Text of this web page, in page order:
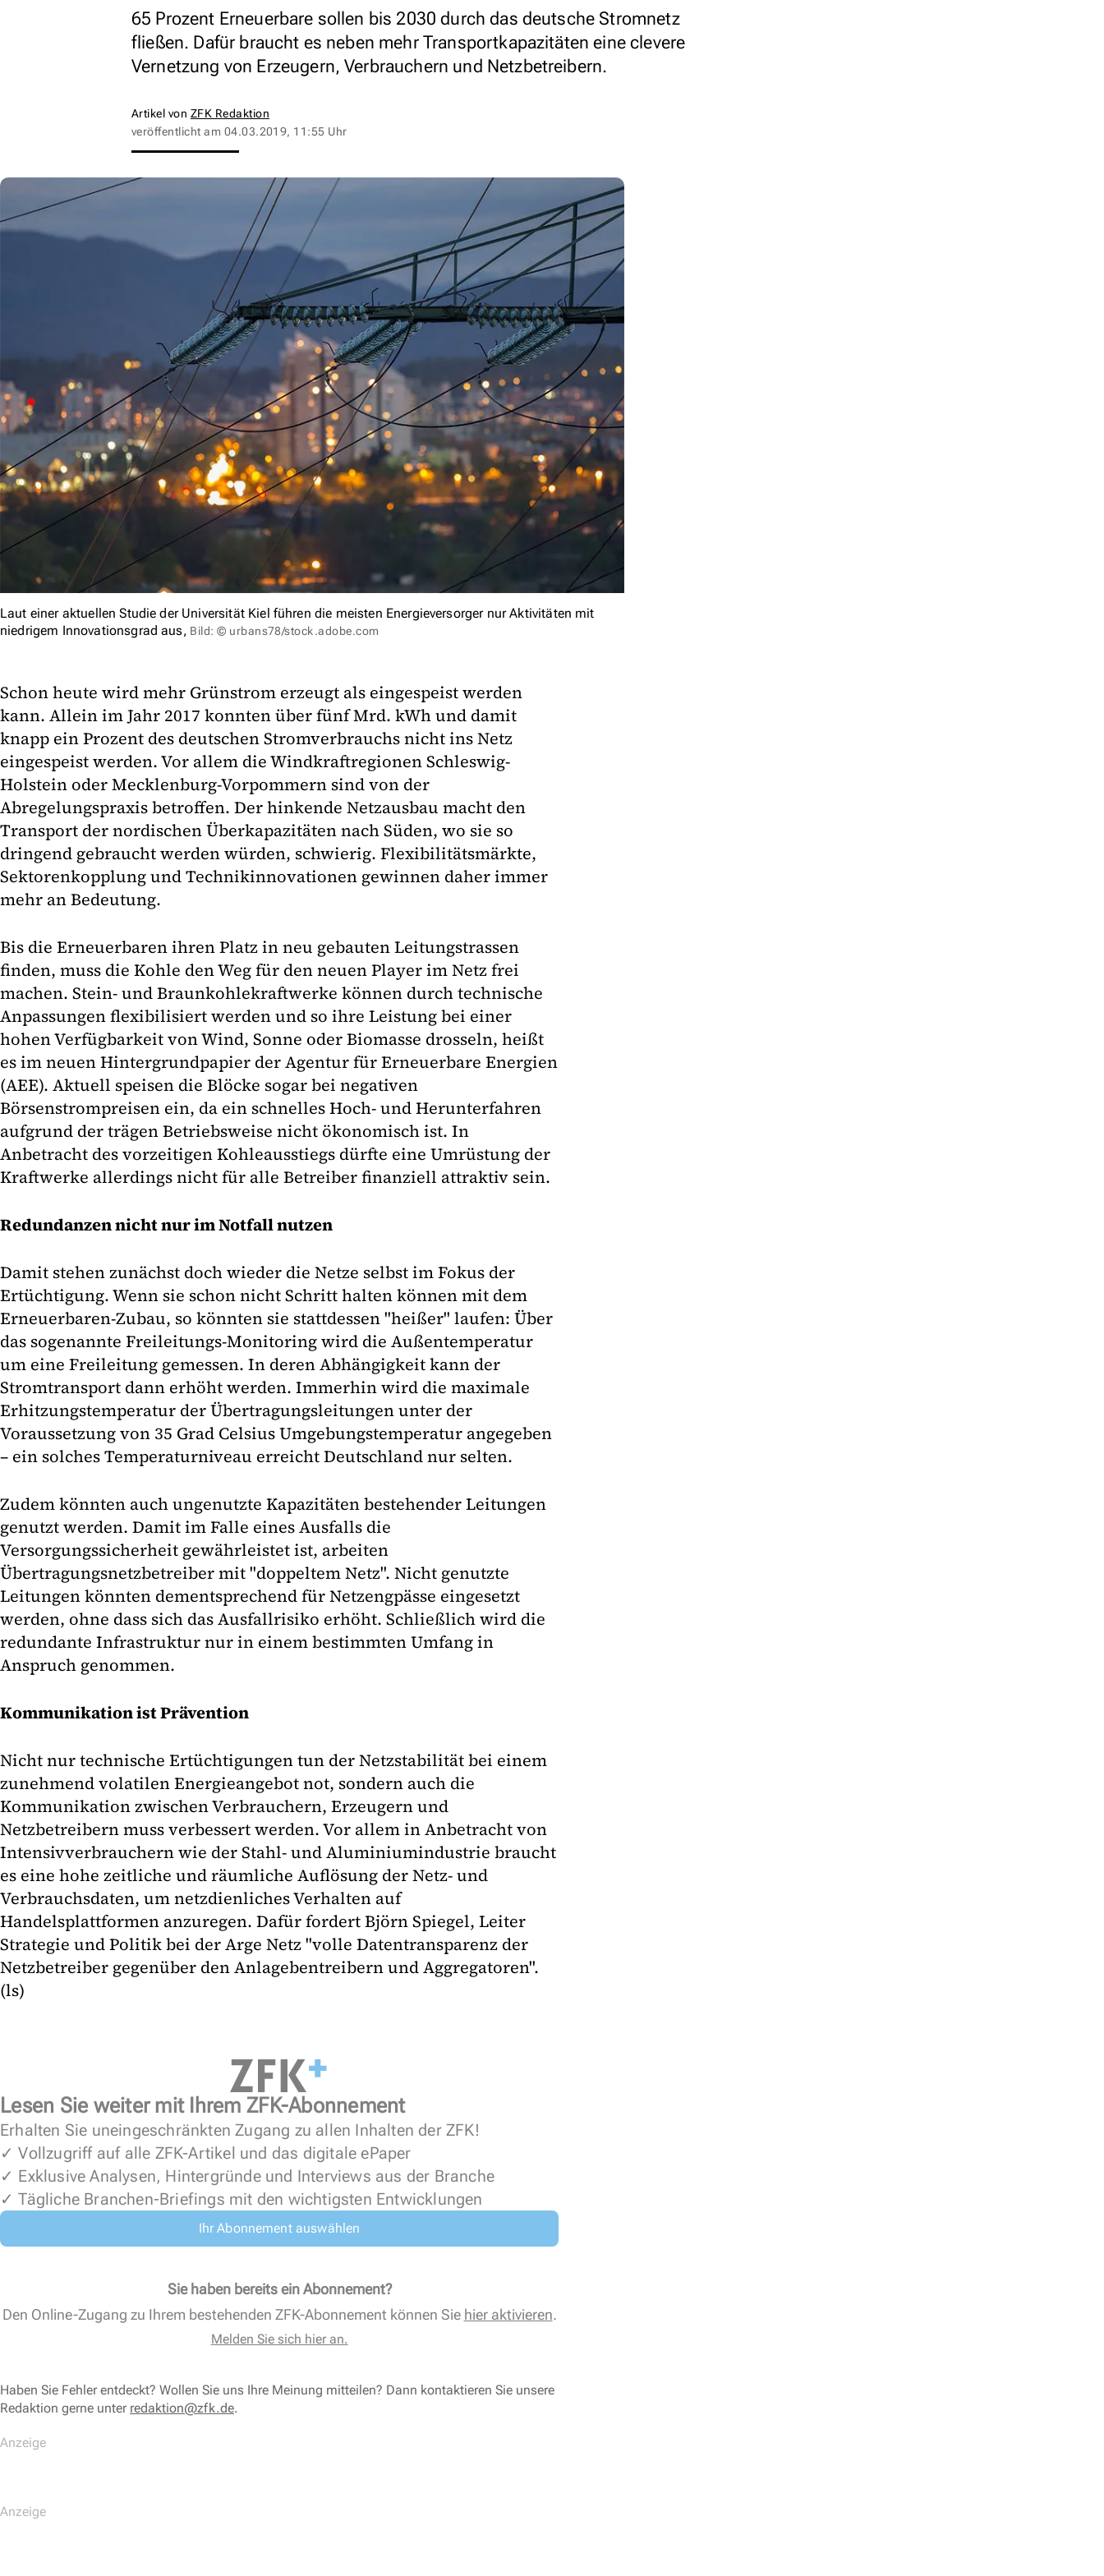
65 Prozent Erneuerbare sollen bis 2030 durch das deutsche Stromnetz
fließen. Dafür braucht es neben mehr Transportkapazitäten eine clevere
Vernetzung von Erzeugern, Verbrauchern und Netzbetreibern.
Artikel von ZFK Redaktion
veröffentlicht am 04.03.2019, 11:55 Uhr
Laut einer aktuellen Studie der Universität Kiel führen die meisten Energieversorger nur Aktivitäten mit
niedrigem Innovationsgrad aus, Bild: © urbans78/stock.adobe.com
Schon heute wird mehr Grünstrom erzeugt als eingespeist werden
kann. Allein im Jahr 2017 konnten über fünf Mrd. kWh und damit
knapp ein Prozent des deutschen Stromverbrauchs nicht ins Netz
eingespeist werden. Vor allem die Windkraftregionen Schleswig-
Holstein oder Mecklenburg-Vorpommern sind von der
Abregelungspraxis betroffen. Der hinkende Netzausbau macht den
Transport der nordischen Überkapazitäten nach Süden, wo sie so
dringend gebraucht werden würden, schwierig. Flexibilitätsmärkte,
Sektorenkopplung und Technikinnovationen gewinnen daher immer
mehr an Bedeutung.
Bis die Erneuerbaren ihren Platz in neu gebauten Leitungstrassen
finden, muss die Kohle den Weg für den neuen Player im Netz frei
machen. Stein- und Braunkohlekraftwerke können durch technische
Anpassungen flexibilisiert werden und so ihre Leistung bei einer
hohen Verfügbarkeit von Wind, Sonne oder Biomasse drosseln, heißt
es im neuen Hintergrundpapier der Agentur für Erneuerbare Energien
(AEE). Aktuell speisen die Blöcke sogar bei negativen
Börsenstrompreisen ein, da ein schnelles Hoch- und Herunterfahren
aufgrund der trägen Betriebsweise nicht ökonomisch ist. In
Anbetracht des vorzeitigen Kohleausstiegs dürfte eine Umrüstung der
Kraftwerke allerdings nicht für alle Betreiber finanziell attraktiv sein.
Redundanzen nicht nur im Notfall nutzen
Damit stehen zunächst doch wieder die Netze selbst im Fokus der
Ertüchtigung. Wenn sie schon nicht Schritt halten können mit dem
Erneuerbaren-Zubau, so könnten sie stattdessen "heißer" laufen: Über
das sogenannte Freileitungs-Monitoring wird die Außentemperatur
um eine Freileitung gemessen. In deren Abhängigkeit kann der
Stromtransport dann erhöht werden. Immerhin wird die maximale
Erhitzungstemperatur der Übertragungsleitungen unter der
Voraussetzung von 35 Grad Celsius Umgebungstemperatur angegeben
– ein solches Temperaturniveau erreicht Deutschland nur selten.
Zudem könnten auch ungenutzte Kapazitäten bestehender Leitungen
genutzt werden. Damit im Falle eines Ausfalls die
Versorgungssicherheit gewährleistet ist, arbeiten
Übertragungsnetzbetreiber mit "doppeltem Netz". Nicht genutzte
Leitungen könnten dementsprechend für Netzengpässe eingesetzt
werden, ohne dass sich das Ausfallrisiko erhöht. Schließlich wird die
redundante Infrastruktur nur in einem bestimmten Umfang in
Anspruch genommen.
Kommunikation ist Prävention
Nicht nur technische Ertüchtigungen tun der Netzstabilität bei einem
zunehmend volatilen Energieangebot not, sondern auch die
Kommunikation zwischen Verbrauchern, Erzeugern und
Netzbetreibern muss verbessert werden. Vor allem in Anbetracht von
Intensivverbrauchern wie der Stahl- und Aluminiumindustrie braucht
es eine hohe zeitliche und räumliche Auflösung der Netz- und
Verbrauchsdaten, um netzdienliches Verhalten auf
Handelsplattformen anzuregen. Dafür fordert Björn Spiegel, Leiter
Strategie und Politik bei der Arge Netz "volle Datentransparenz der
Netzbetreiber gegenüber den Anlagebentreibern und Aggregatoren".
(ls)
Lesen Sie weiter mit Ihrem ZFK-Abonnement
Erhalten Sie uneingeschränkten Zugang zu allen Inhalten der ZFK!
✓ Vollzugriff auf alle ZFK-Artikel und das digitale ePaper
✓ Exklusive Analysen, Hintergründe und Interviews aus der Branche
✓ Tägliche Branchen-Briefings mit den wichtigsten Entwicklungen
Ihr Abonnement auswählen
Sie haben bereits ein Abonnement?
Den Online-Zugang zu Ihrem bestehenden ZFK-Abonnement können Sie hier aktivieren.
Melden Sie sich hier an.
Haben Sie Fehler entdeckt? Wollen Sie uns Ihre Meinung mitteilen? Dann kontaktieren Sie unsere
Redaktion gerne unter redaktion@zfk.de.